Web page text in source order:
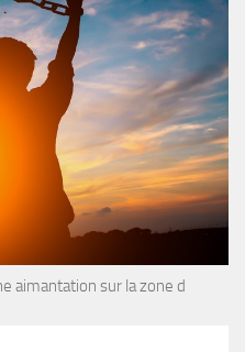
aimantation sur la zone d